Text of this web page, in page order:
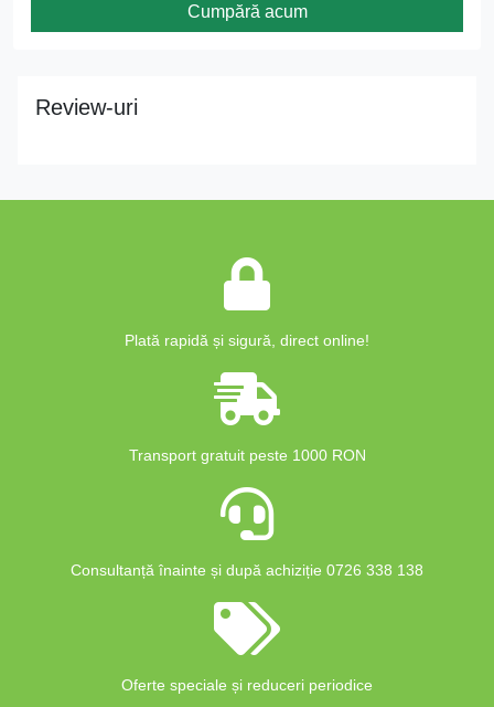
Cumpără acum
Review-uri
Plată rapidă și sigură, direct online!
Transport gratuit peste 1000 RON
Consultanță înainte și după achiziție 0726 338 138
Oferte speciale și reduceri periodice